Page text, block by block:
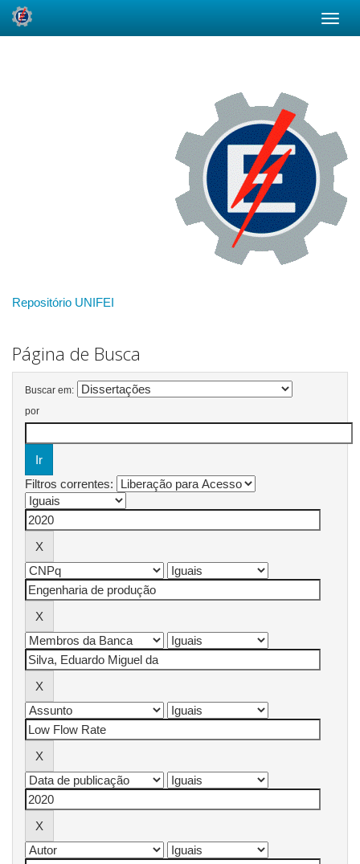
Repositório UNIFEI
Página de Busca
Buscar em:
por
Filtros correntes: